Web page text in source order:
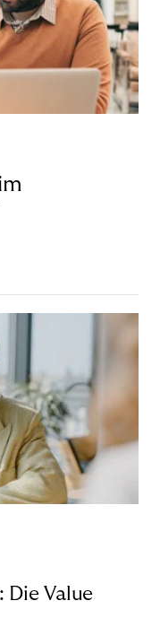
Die Value